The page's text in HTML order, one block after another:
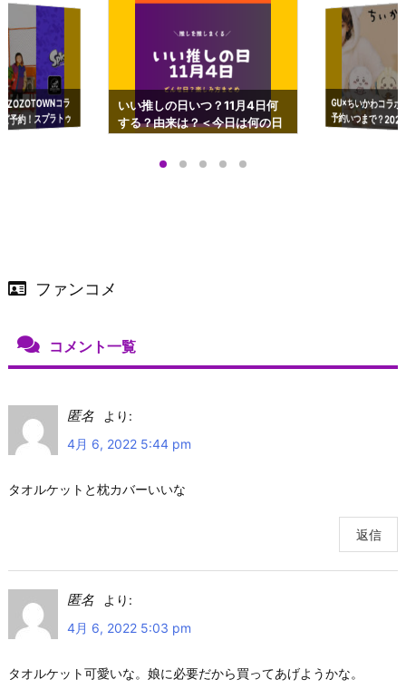
コラ
予約！スプラトゥ
ップも渋谷Hz
いい推しの日いつ？11月4日何
する？由来は？＜今日は何の日
GU×ちいかわコラ
予約いつまで？
ーチやショルダー
ファンコメ
コメント一覧
匿名
より:
4月 6, 2022 5:44 pm
タオルケットと枕カバーいいな
返信
匿名
より:
4月 6, 2022 5:03 pm
タオルケット可愛いな。娘に必要だから買ってあげようかな。